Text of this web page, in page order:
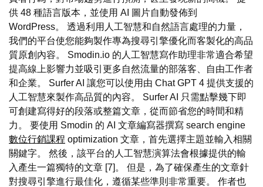
供 48 種語言版本，並使用 AI 圖片自動發佈到
WordPress。 透過利用人工智慧和自然語言處理的力量，
我們的平台使您能夠製作專為搜尋引擎優化而客製化的高品
質原創內容。 Smodin.io 的人工智慧寫作助理非常適合希望
提高線上影響力並吸引更多自然流量的部落客、自由工作者
和企業。 Surfer AI 讓您可以使用由 Chat GPT 4 提供支援的
人工智慧來製作高品質的內容。 Surfer AI 只需點擊幾下即
可創建寫得好的段落或整篇文章，從而節省您的時間和精
力。 要使用 Smodin 的 AI 文章編寫器撰寫 search engine
數位行銷課程 optimization 文章，首先選擇主題並輸入相關
關鍵字。 然後，該平台的人工智慧演算法會根據提供的輸
入產生一篇獨特的文章 [7]。 但是，為了確保產生的文章針
對搜尋引擎進行最佳化，遵循某些準則非常重要。 作者也